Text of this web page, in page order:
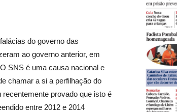
do governo das
ao governo anterior, em
SNS é uma causa nacional e
chamar a si a perfilhação do
provado que isto é
entre 2012 e 2014